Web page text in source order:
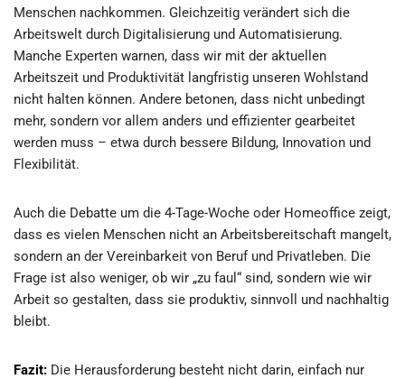
Menschen nachkommen. Gleichzeitig verändert sich die
Arbeitswelt durch Digitalisierung und Automatisierung.
Manche Experten warnen, dass wir mit der aktuellen
Arbeitszeit und Produktivität langfristig unseren Wohlstand
nicht halten können. Andere betonen, dass nicht unbedingt
mehr, sondern vor allem anders und effizienter gearbeitet
werden muss – etwa durch bessere Bildung, Innovation und
Flexibilität.
Auch die Debatte um die 4-Tage-Woche oder Homeoffice zeigt,
dass es vielen Menschen nicht an Arbeitsbereitschaft mangelt,
sondern an der Vereinbarkeit von Beruf und Privatleben. Die
Frage ist also weniger, ob wir „zu faul“ sind, sondern wie wir
Arbeit so gestalten, dass sie produktiv, sinnvoll und nachhaltig
bleibt.
Fazit: Die Herausforderung besteht nicht darin, einfach nur